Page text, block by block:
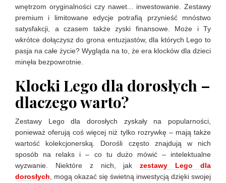
wnętrzom oryginalności czy nawet... inwestowanie. Zestawy
premium i limitowane edycje potrafią przynieść mnóstwo
satysfakcji, a czasem także zyski finansowe. Może i Ty
wkrótce dołączysz do grona entuzjastów, dla których Lego to
pasja na całe życie? Wygląda na to, że era klocków dla dzieci
minęła bezpowrotnie.
Klocki Lego dla dorosłych –
dlaczego warto?
Zestawy Lego dla dorosłych zyskały na popularności,
ponieważ oferują coś więcej niż tylko rozrywkę – mają także
wartość kolekcjonerską. Dorośli często znajdują w nich
sposób na relaks i – co tu dużo mówić – intelektualne
wyzwanie. Niektóre z nich, jakzestawy Lego dla
dorosłych , mogą okazać się świetną inwestycją dzięki swojej